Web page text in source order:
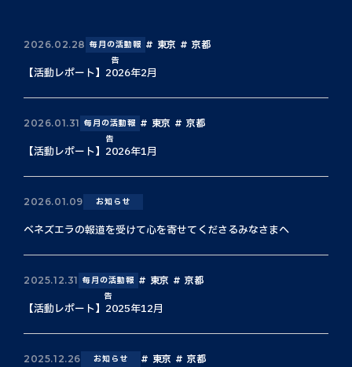
2026.02.28 毎月の活動報
告
東京 京都
【活動レポート】2026年2月
2026.01.31 毎月の活動報
告
東京 京都
【活動レポート】2026年1月
2026.01.09 お知らせ
ベネズエラの報道を受けて心を寄せてくださるみなさまへ
2025.12.31 毎月の活動報
告
東京 京都
【活動レポート】2025年12月
2025.12.26 お知らせ 東京 京都